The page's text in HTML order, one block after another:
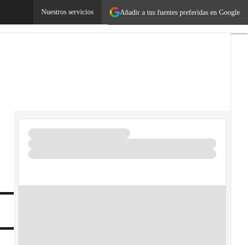
Añadir a tus fuentes preferidas en Google
Nuestros servicios
EmprendedoresLegislación